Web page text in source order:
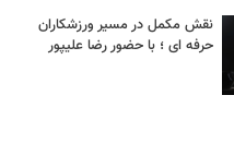
نقش مکمل در مسیر ورزشکاران
حرفه ای ؛ با حضور رضا علیپور